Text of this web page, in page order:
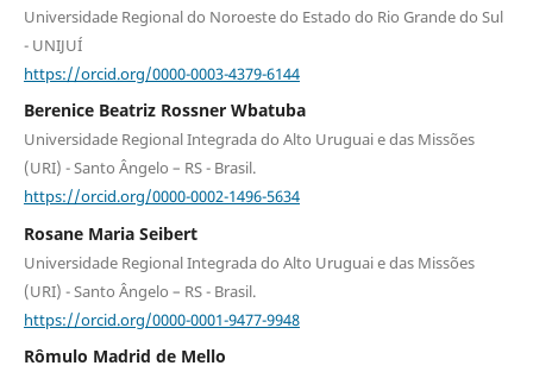
Universidade Regional do Noroeste do Estado do Rio Grande do Sul
- UNIJUÍ
https://orcid.org/0000-0003-4379-6144
Berenice Beatriz Rossner Wbatuba
Universidade Regional Integrada do Alto Uruguai e das Missões
(URI) - Santo Ângelo – RS - Brasil.
https://orcid.org/0000-0002-1496-5634
Rosane Maria Seibert
Universidade Regional Integrada do Alto Uruguai e das Missões
(URI) - Santo Ângelo – RS - Brasil.
https://orcid.org/0000-0001-9477-9948
Rômulo Madrid de Mello